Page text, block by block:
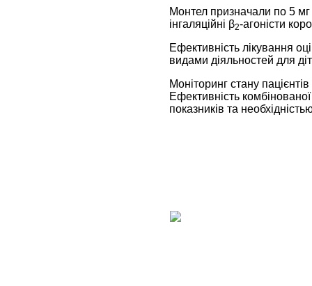
Монтел призначали по 5 мг
інгаляційні β2-агоністи
Ефективність лікування
видами діяльностей для
Моніторинг стану
Ефективність
показників та